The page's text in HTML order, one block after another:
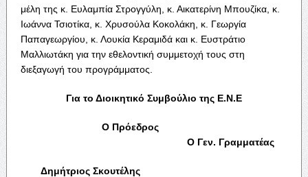
μέλη της κ. Ευλαμπία Στρογγύλη, κ. Αικατερίνη Μπουζίκα, κ.
Ιωάννα Τσιοτίκα, κ. Χρυσούλα Κοκολάκη, κ. Γεωργία
Παπαγεωργίου, κ. Λουκία Κεραμιδά και κ. Ευστράτιο
Μαλλιωτάκη για την εθελοντική συμμετοχή τους στη
διεξαγωγή του προγράμματος.
Για το Διοικητικό Συμβούλιο της Ε.Ν.Ε
Ο Πρόεδρος
Ο Γεν. Γραμματέας
Δημήτριος Σκουτέλης